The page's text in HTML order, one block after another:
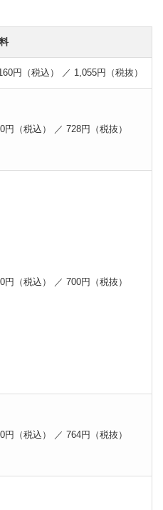
円（税込） ／ 1,055円（税抜）
円（税込） ／ 728円（税抜）
円（税込） ／ 700円（税抜）
円（税込） ／ 764円（税抜）